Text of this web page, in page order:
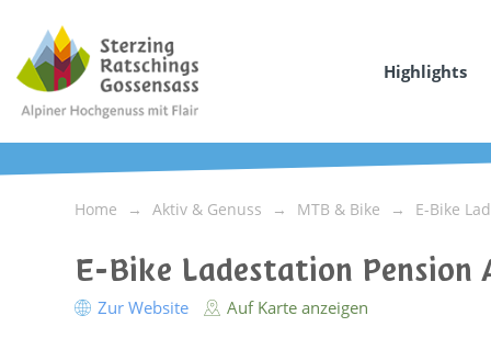
Highlights
Home Aktiv & Genuss MTB & Bike E-Bike
E-Bike Ladestation Pension
Zur Website Auf Karte anzeigen